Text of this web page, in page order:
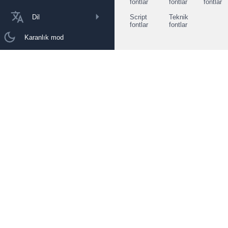
Dil
Karanlık mod
fontlar
fontlar
fontlar
Script
fontlar
Teknik
fontlar